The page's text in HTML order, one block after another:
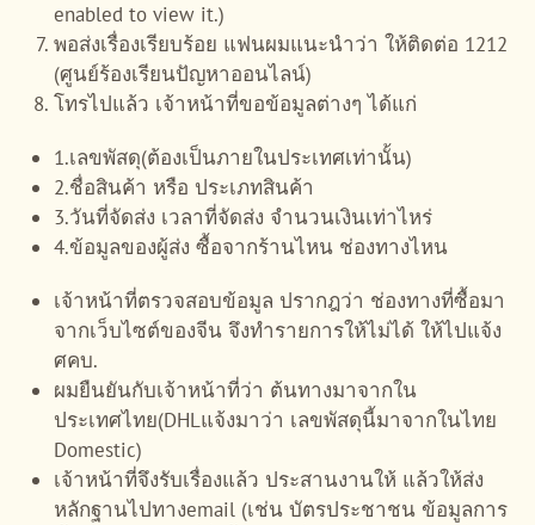
enabled to view it.)
พอส่งเรื่องเรียบร้อย แฟนผมแนะนำว่า ให้ติดต่อ 1212
(ศูนย์ร้องเรียนปัญหาออนไลน์)
โทรไปแล้ว เจ้าหน้าที่ขอข้อมูลต่างๆ ได้แก่
1.เลขพัสดุ(ต้องเป็นภายในประเทศเท่านั้น)
2.ชื่อสินค้า หรือ ประเภทสินค้า
3.วันที่จัดส่ง เวลาที่จัดส่ง จำนวนเงินเท่าไหร่
4.ข้อมูลของผู้ส่ง ซื้อจากร้านไหน ช่องทางไหน
เจ้าหน้าที่ตรวจสอบข้อมูล ปรากฎว่า ช่องทางที่ซื้อมา
จากเว็บไซต์ของจีน จึงทำรายการให้ไม่ได้ ให้ไปแจ้ง
ศคบ.
ผมยืนยันกับเจ้าหน้าที่ว่า ต้นทางมาจากใน
ประเทศไทย(DHLแจ้งมาว่า เลขพัสดุนี้มาจากในไทย
Domestic)
เจ้าหน้าที่จึงรับเรื่องแล้ว ประสานงานให้ แล้วให้ส่ง
หลักฐานไปทางemail (เช่น บัตรประชาชน ข้อมูลการ